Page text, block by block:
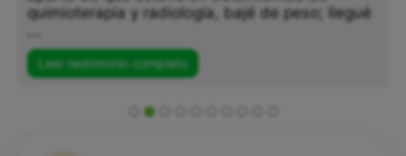
quimioterapia y radiología, bajé de peso; llegué
Leer testimonio completo